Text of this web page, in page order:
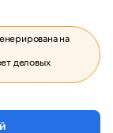
на
деловых